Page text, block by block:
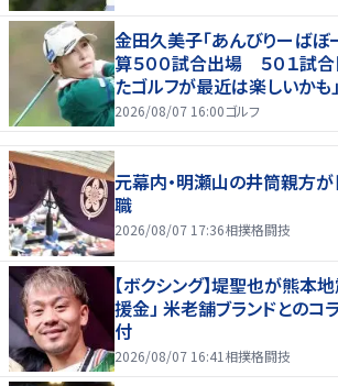
金田久美子「あんびりーばぼ
算５００試合出場 ５０１試
たゴルフが最近は楽しいかも
たいな」
2026/08/07 16:00ゴルフ
元幕内・明瀬山の井筒親方
職
2026/08/07 17:36相撲格闘技
【ボクシング】堤聖也が熊本
援金」 米老舗ブランドとの
付
2026/08/07 16:41相撲格闘技